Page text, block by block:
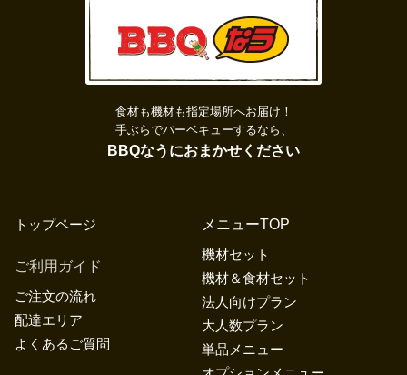
食材も機材も指定場所へお届け！
手ぶらでバーベキューするなら、
BBQなうにおまかせください
トップページ
メニューTOP
機材セット
機材＆食材セット
法人向けプラン
大人数プラン
単品メニュー
ご利用ガイド
ご注文の流れ
配達エリア
よくあるご質問